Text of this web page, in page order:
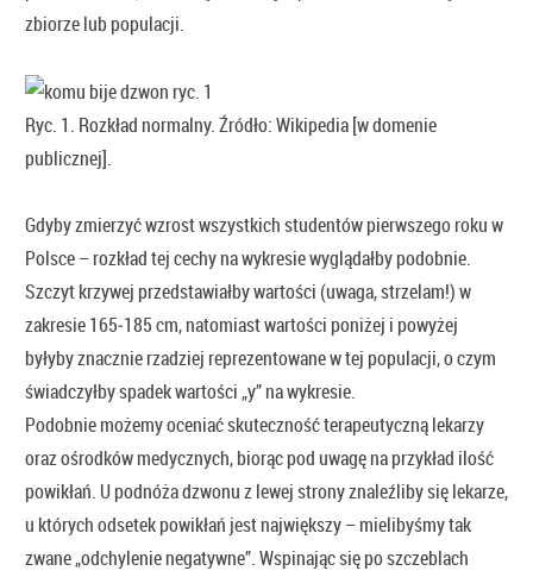
zbiorze lub populacji.
Ryc. 1. Rozkład normalny. Źródło: Wikipedia [w domenie
publicznej].
Gdyby zmierzyć wzrost wszystkich studentów pierwszego roku w
Polsce – rozkład tej cechy na wykresie wyglądałby podobnie.
Szczyt krzywej przedstawiałby wartości (uwaga, strzelam!) w
zakresie 165‑185 cm, natomiast wartości poniżej i powyżej
byłyby znacznie rzadziej reprezentowane w tej populacji, o czym
świadczyłby spadek wartości „y” na wykresie.
Podobnie możemy oceniać skuteczność terapeutyczną lekarzy
oraz ośrodków medycznych, biorąc pod uwagę na przykład ilość
powikłań. U podnóża dzwonu z lewej strony znaleźliby się lekarze,
u których odsetek powikłań jest największy – mielibyśmy tak
zwane „odchylenie negatywne”. Wspinając się po szczeblach